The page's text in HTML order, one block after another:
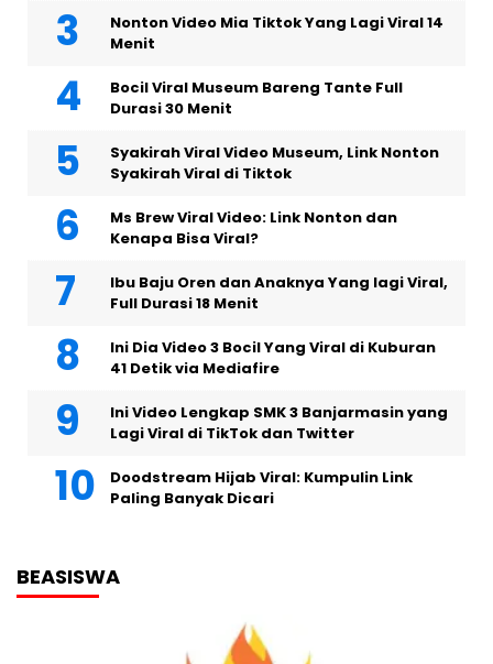
Nonton Video Mia Tiktok Yang Lagi Viral 14
Menit
Bocil Viral Museum Bareng Tante Full
Durasi 30 Menit
Syakirah Viral Video Museum, Link Nonton
Syakirah Viral di Tiktok
Ms Brew Viral Video: Link Nonton dan
Kenapa Bisa Viral?
Ibu Baju Oren dan Anaknya Yang lagi Viral,
Full Durasi 18 Menit
Ini Dia Video 3 Bocil Yang Viral di Kuburan
41 Detik via Mediafire
Ini Video Lengkap SMK 3 Banjarmasin yang
Lagi Viral di TikTok dan Twitter
Doodstream Hijab Viral: Kumpulin Link
Paling Banyak Dicari
BEASISWA